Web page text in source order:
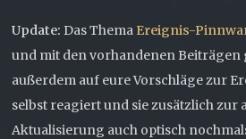
Update: Das Thema Ereignis-
und mit den vorhandenen Beiträgen
außerdem auf eure Vorschläge zur
selbst reagiert und sie zusätzlich zur
Aktualisierung auch optisch